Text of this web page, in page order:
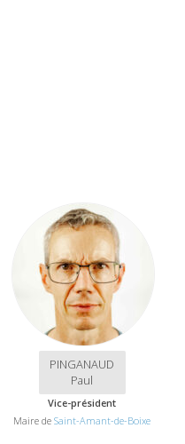
PINGANAUD
Paul
Vice-président
Maire deSaint-Amant-de-Boixe